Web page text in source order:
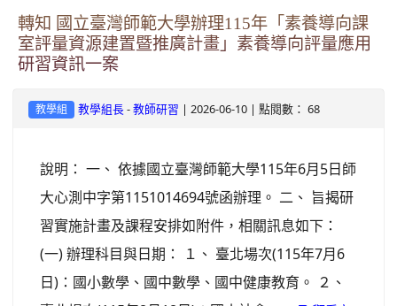
轉知 國立臺灣師範大學辦理115年「素養導向課
室評量資源建置暨推廣計畫」素養導向評量應用
研習資訊一案
教學組 教學組長- 教師研習 | 2026-06-10 | 點閱數： 68
說明： 一、 依據國立臺灣師範大學115年6月5日師
大心測中字第1151014694號函辦理。 二、 旨揭研
習實施計畫及課程安排如附件，相關訊息如下：
(一) 辦理科目與日期： １、 臺北場次(115年7月6
日)：國小數學、國中數學、國中健康教育。 ２、